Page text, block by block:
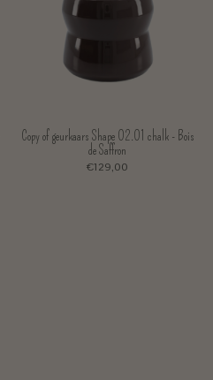
Copy of geurkaars Shape 02.01 chalk - Bois
de Saffron
€129,00